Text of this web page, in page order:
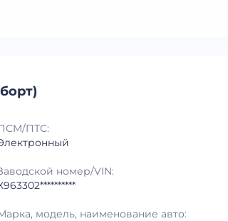
ПТС:
номер/VIN:
модель, наименование авто: